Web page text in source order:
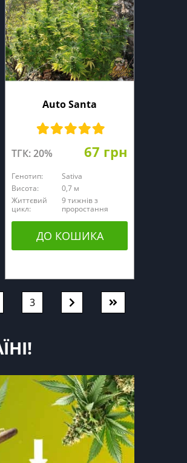
Auto Santa
ТГК: 20% 67 грн
Генотип:
Sativa
Висота:
0,7 м
Життєвий
цикл:
9 тижнів з
проростання
ДО КОШИКА
3